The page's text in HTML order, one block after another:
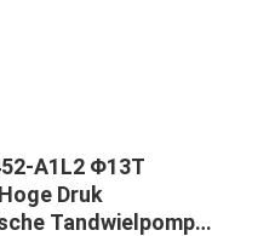
A1L2 Φ13T
Druk
Tandwielpomp